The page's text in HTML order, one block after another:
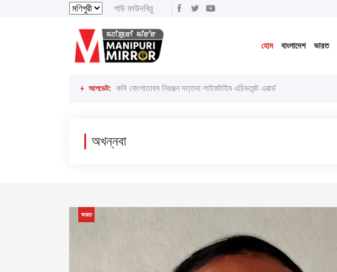
পাউ ফাউনবিয়ু
থাংজা, ৮ অগাস্ট ২০২৬ ইং
হোম বাংলাদেশ ভারত
আপডেট: লাইরেল্লাকপম হেরামনিগী '' অতিয়াগী তেলেঙ্গা '' ফোঙখ্রে
অখন্নবা
ভারত